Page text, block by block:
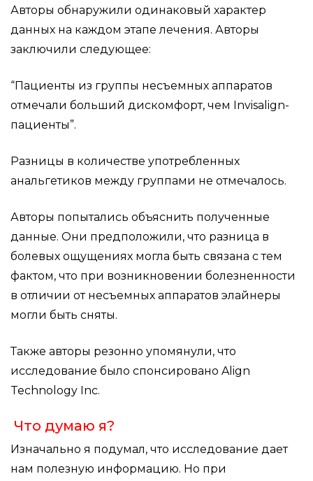
Авторы обнаружили одинаковый характер
данных на каждом этапе лечения. Авторы
заключили следующее:
“Пациенты из группы несъемных аппаратов
отмечали больший дискомфорт, чем Invisalign-
пациенты”.
Разницы в количестве употребленных
анальгетиков между группами не отмечалось.
Авторы попытались объяснить полученные
данные. Они предположили, что разница в
болевых ощущениях могла быть связана с тем
фактом, что при возникновении болезненности
в отличии от несъемных аппаратов элайнеры
могли быть сняты.
Также авторы резонно упомянули, что
исследование было спонсировано Align
Technology Inc.
Что думаю я?
Изначально я подумал, что исследование дает
нам полезную информацию. Но при